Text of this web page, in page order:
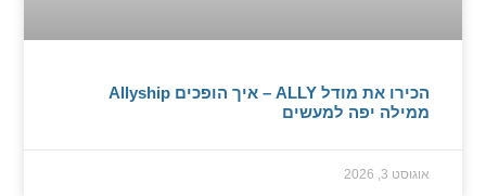
הכירו את מודל ALLY – איך הופכים Allyship
ממילה יפה למעשים
אוגוסט 3, 2026